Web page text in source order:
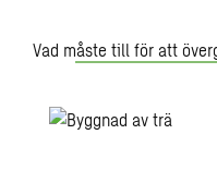
Vad måste till för att